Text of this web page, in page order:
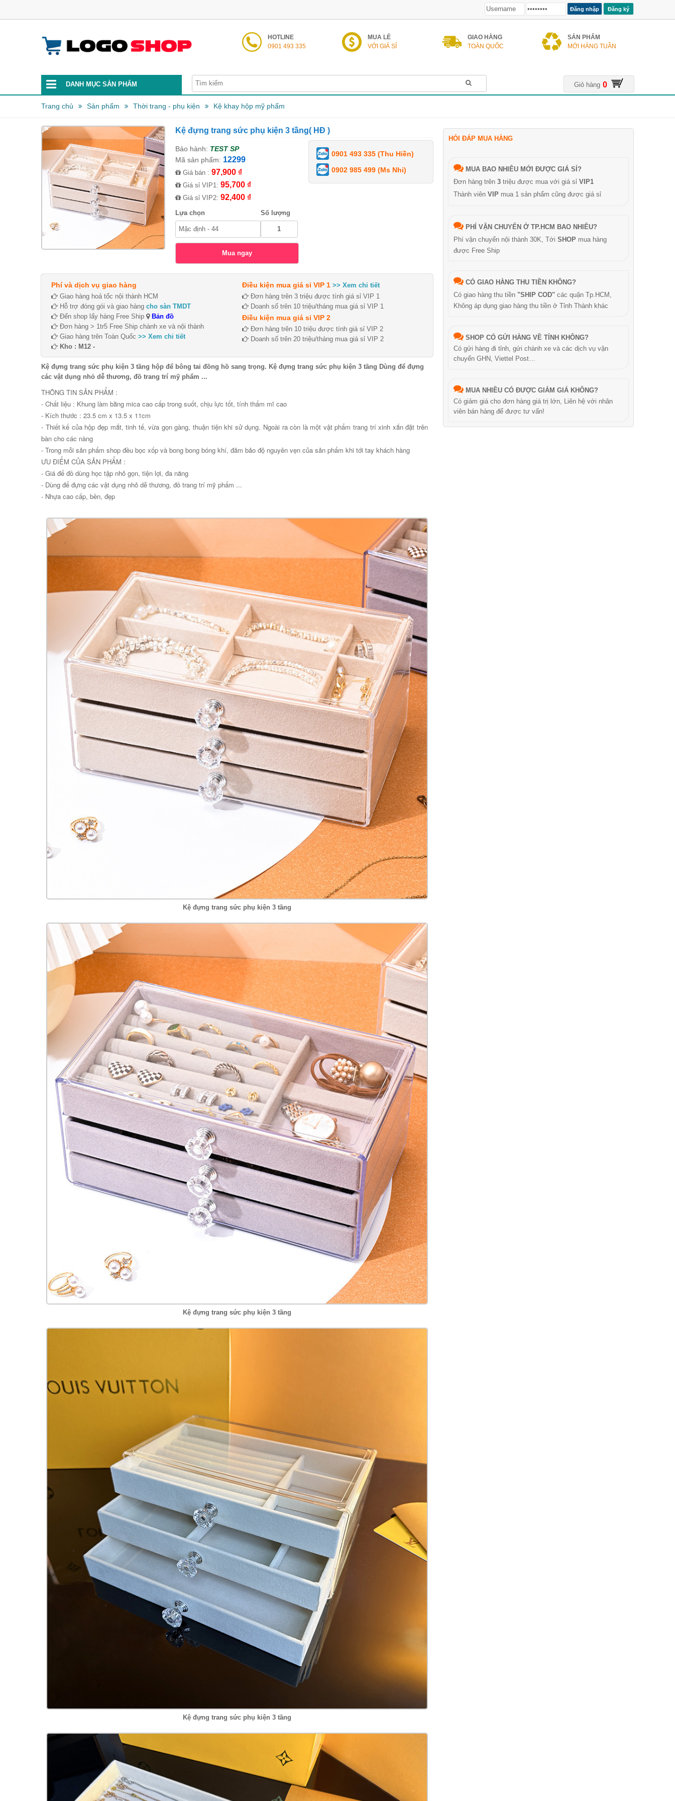
Đăng ký
HOTLINE
0901 493 335
MUA LẺ
VỚI GIÁ SỈ
GIAO HÀNG
TOÀN QUỐC
SẢN PHẨM
MỚI HÀNG TUẦN
Giỏ hàng 0
DANH MỤC SẢN PHẨM
Trang chủ Sản phẩm Thời trang - phụ kiện Kệ khay hộp mỹ phẩm
Kệ đựng trang sức phụ kiện 3 tầng( HĐ )
Bảo hành: TEST SP
Mã sản phẩm: 12299
Giá bán : 97,900 ₫
Giá sỉ VIP1: 95,700 ₫
Giá sỉ VIP2: 92,400 ₫
Lựa chọn Số lượng
0901 493 335 (Thu Hiền)
0902 985 499 (Ms Nhi)
Phí và dịch vụ giao hàng
Giao hàng hoả tốc nội thành HCM
Hỗ trợ đóng gói và giao hàng cho sàn TMDT
Đến shop lấy hàng Free Ship
Bản đồ
Đơn hàng > 1tr5 Free Ship chành xe và nội thành
Giao hàng trên Toàn Quốc >> Xem chi tiết
Kho : M12 -
Điều kiện mua giá sỉ VIP 1 >> Xem chi tiết
Đơn hàng trên 3 triệu được tính giá sỉ VIP 1
Doanh số trên 10 triệu/tháng mua giá sỉ VIP 1
Điều kiện mua giá sỉ VIP 2
Đơn hàng trên 10 triệu được tính giá sỉ VIP 2
Doanh số trên 20 triệu/tháng mua giá sỉ VIP 2
Kệ đựng trang sức phụ kiện 3 tầng hộp để bông tai đồng hồ sang trọng. Kệ đựng trang sức phụ kiện 3 tầng Dùng để đựng
các vật dụng nhỏ dễ thương, đồ trang trí mỹ phẩm ...
THÔNG TIN SẢN PHẨM :
- Chất liệu : Khung làm bằng mica cao cấp trong suốt, chịu lực tốt, tính thẩm mĩ cao
- Kích thước : 23.5 cm x 13.5 x 11cm
- Thiết kế của hộp đẹp mắt, tinh tế, vừa gọn gàng, thuận tiện khi sử dụng. Ngoài ra còn là một vật phẩm trang trí xinh xắn đặt trên
bàn cho các nàng
- Trong mỗi sản phẩm shop đều bọc xốp và bong bong bóng khí, đảm bảo độ nguyên vẹn của sản phẩm khi tới tay khách hàng
ƯU ĐIỂM CỦA SẢN PHẨM :
- Giá để đồ dùng học tập nhỏ gọn, tiện lợi, đa năng
- Dùng để đựng các vật dụng nhỏ dễ thương, đồ trang trí mỹ phẩm ...
- Nhựa cao cấp, bền, đẹp
Kệ đựng trang sức phụ kiện 3 tầng
Kệ đựng trang sức phụ kiện 3 tầng
Kệ đựng trang sức phụ kiện 3 tầng
HỎI ĐÁP MUA HÀNG
MUA BAO NHIÊU MỚI ĐƯỢC GIÁ SỈ?
Đơn hàng trên 3 triệu được mua với giá sỉ VIP1
Thành viên VIP mua 1 sản phẩm cũng được giá sỉ
PHÍ VẬN CHUYỂN Ở TP.HCM BAO NHIÊU?
Phí vận chuyển nội thành 30K, Tới SHOP mua hàng
được Free Ship
CÓ GIAO HÀNG THU TIỀN KHÔNG?
Có giao hàng thu tiền "SHIP COD" các quận Tp.HCM,
Không áp dụng giao hàng thu tiền ở Tỉnh Thành khác
SHOP CÓ GỬI HÀNG VỀ TỈNH KHÔNG?
Có gửi hàng đi tỉnh, gửi chành xe và các dịch vụ vận
chuyển GHN, Viettel Post…
MUA NHIỀU CÓ ĐƯỢC GIẢM GIÁ KHÔNG?
Có giảm giá cho đơn hàng giá trị lớn, Liên hệ với nhân
viên bán hàng để được tư vấn!